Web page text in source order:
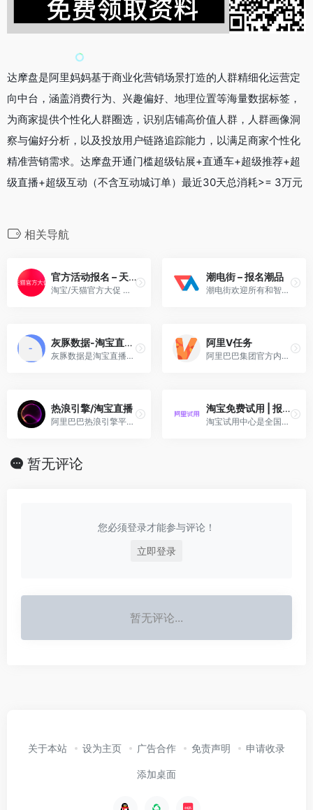
达摩盘是阿里妈妈基于商业化营销场景打造的人群精细化运营定
向中台，涵盖消费行为、兴趣偏好、地理位置等海量数据标签，
为商家提供个性化人群圈选，识别店铺高价值人群，人群画像洞
察与偏好分析，以及投放用户链路追踪能力，以满足商家个性化
精准营销需求。达摩盘开通门槛超级钻展+直通车+超级推荐+超
级直播+超级互动（不含互动城订单）最近30天总消耗>= 3万元
相关导航
官方活动报名 – 天猫官方大促
淘宝/天猫官方大促 活动报名入口
潮电街 – 报名潮品
潮电街欢迎所有和智能、科技感、设计感相关的潮品，不限品类，只求够潮够科技，请通过此通道报名单品。
灰豚数据-淘宝直播数据分析平台
灰豚数据是淘宝直播领域专业可视化数据分析监测云平台
阿里V任务
阿里巴巴集团官方内容服务平台
热浪引擎/淘宝直播
阿里巴巴热浪引擎平台聚集并联结海量的货品和创作者，赋能货品推广与营销，并帮助创作者实现内容创业的一站式综合内容营销服务平台。
淘宝免费试用 | 报名入口
淘宝试用中心是全国最大的免费试用中心，最专业的试客分享平台。
暂无评论
您必须登录才能参与评论！
立即登录
暂无评论...
关于本站 设为主页 广告合作 免责声明 申请收录
添加桌面